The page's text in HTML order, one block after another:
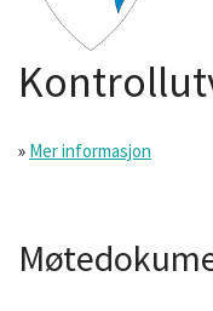
» Mer informasjon